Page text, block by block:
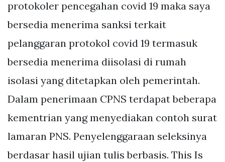
protokoler pencegahan covid 19 maka saya
bersedia menerima sanksi terkait
pelanggaran protokol covid 19 termasuk
bersedia menerima diisolasi di rumah
isolasi yang ditetapkan oleh pemerintah.
Dalam penerimaan CPNS terdapat beberapa
kementrian yang menyediakan contoh surat
lamaran PNS. Penyelenggaraan seleksinya
berdasar hasil ujian tulis berbasis. This Is